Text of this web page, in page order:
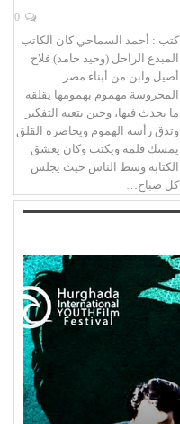
كتب : أحمد السماحي كان الكاتب
المبدع الراحل (وحيد حامد) فلاح
أصيل وابن من أبناء مصر
المحروسة مهموم بهمومها يقلقه
ما يحدث فيها، وحين يتعبه التفكير
وتدق رأسه الهموم ويحاصره القلق
يمسك قلمه ويكتب وكان يعشق
الكتابة وسط الناس حيث يجلس
كل صباح…